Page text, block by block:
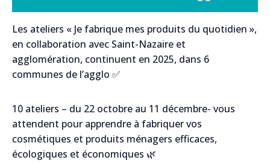
Les ateliers « Je fabrique mes produits du quotidien »,
en collaboration avec Saint-Nazaire et
agglomération, continuent en 2025, dans 6
communes de l’agglo ✅️
10 ateliers – du 22 octobre au 11 décembre- vous
attendent pour apprendre à fabriquer vos
cosmétiques et produits ménagers efficaces,
écologiques et économiques 🌿
Nom
Email